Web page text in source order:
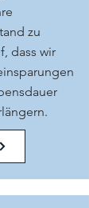
zu
dass wir